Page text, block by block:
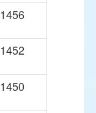
1456
1452
1450